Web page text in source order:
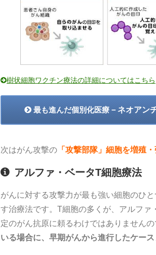
樹状細胞ワクチン療法の詳細についてはこちら
最も進んだ個別化医療 －ネオアン
次はがん攻撃の 「攻撃部隊」細胞を増殖
アルファ・ベータT細胞療法
がんに対する攻撃力が最も強い細胞のひ
す治療法です。T細胞の多くが、アルフ
定のがん抗原に頼るわけではありませんの
いる場合に、早期がんから進行したケース